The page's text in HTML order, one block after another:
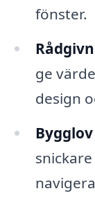
fönster.
ge
design